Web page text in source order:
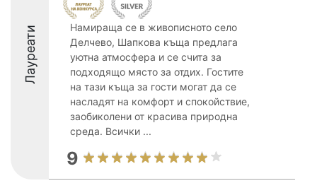
Лауреати
Намираща се в живописното село
Делчево, Шапкова къща предлага
уютна атмосфера и се счита за
подходящо място за отдих. Гостите
на тази къща за гости могат да се
насладят на комфорт и спокойствие,
заобиколени от красива природна
среда. Всички ...
9